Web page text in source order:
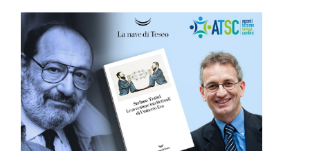
DOWNLOAD
SOSTENIBILITÀ
ACADEMY